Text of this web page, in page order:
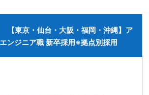
【東京・仙台・大阪・福岡・沖縄】ア
ンジニア職 新卒採用※拠点別採用